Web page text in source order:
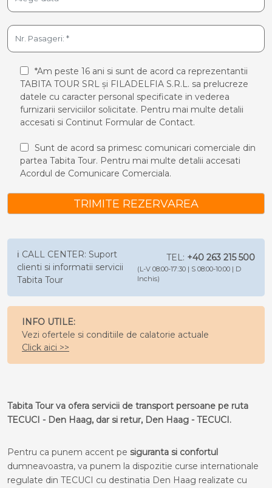
*Am peste 16 ani si sunt de acord ca reprezentantii
TABITA TOUR SRL și FILADELFIA S.R.L. sa prelucreze
datele cu caracter personal specificate in vederea
furnizarii serviciilor solicitate. Pentru mai multe detalii
accesati si Continut Formular de Contact.
Sunt de acord sa primesc comunicari comerciale din
partea Tabita Tour. Pentru mai multe detalii accesati
Acordul de Comunicare Comerciala.
TRIMITE REZERVAREA
ℹ️ CALL CENTER: Suport
clienti si informatii servicii
Tabita Tour
TEL: +40 263 215 500
(L-V 08:00-17:30 | S 08:00-10:00 | D
Inchis)
INFO UTILE:
Vezi ofertele si conditiile de calatorie actuale
Click aici >>
Tabita Tour va ofera servicii de transport persoane pe ruta
TECUCI - Den Haag, dar si retur, Den Haag - TECUCI.
Pentru ca punem accent pe siguranta si confortul
dumneavoastra, va punem la dispozitie curse internationale
regulate din TECUCI cu destinatia Den Haag realizate cu